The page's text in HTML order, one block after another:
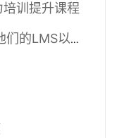
训提升课程
和继续教育的六个原因